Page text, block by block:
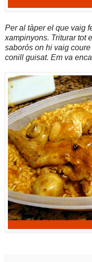
Per al tàper el que vaig
xampinyons. Triturar tot
saborós on hi vaig
conill guisat. Em va